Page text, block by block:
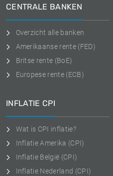
CENTRALE BANKEN
Overzicht alle banken
Amerikaanse rente (FED)
Britse rente (BoE)
Europese rente (ECB)
INFLATIE CPI
Wat is CPI inflatie?
Inflatie Amerika (CPI)
Inflatie België (CPI)
Inflatie Nederland (CPI)